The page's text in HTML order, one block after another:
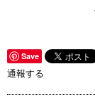
Save
通報する